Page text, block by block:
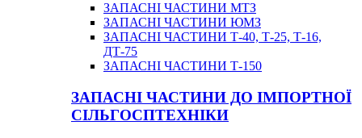
ЗАПАСНІ ЧАСТИНИ МТЗ
ЗАПАСНІ ЧАСТИНИ ЮМЗ
ЗАПАСНІ ЧАСТИНИ Т-40, Т-25, Т-16,
ДТ-75
ЗАПАСНІ ЧАСТИНИ Т-150
ЗАПАСНІ ЧАСТИНИ ДО ІМПОРТНОЇ
СІЛЬГОСПТЕХНІКИ